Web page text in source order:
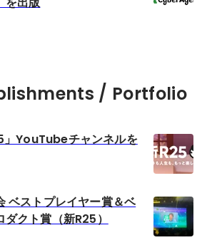
/ Portfolio
」YouTubeチャンネルを
ベストプレイヤー賞＆ベ
ダクト賞（新R25）